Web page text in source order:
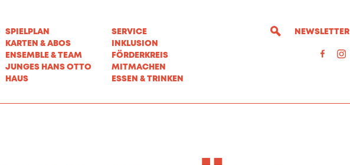
SPIELPLAN
KARTEN & ABOS
ENSEMBLE & TEAM
JUNGES HANS OTTO
HAUS
SERVICE
INKLUSION
FÖRDERKREIS
MITMACHEN
ESSEN & TRINKEN
NEWSLETTER